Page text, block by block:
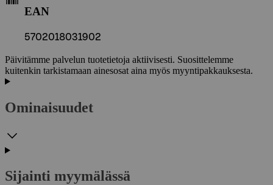
EAN
5702018031902
Päivitämme palvelun tuotetietoja aktiivisesti. Suosittelemme
kuitenkin tarkistamaan ainesosat aina myös myyntipakkauksesta.
Ominaisuudet
Sijainti myymälässä